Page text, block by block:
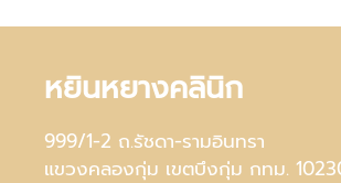
หยินหยางคลินิก
999/1-2 ถ.รัชดา-รามอินทรา
แขวงคลองกุ่ม เขตบึงกุ่ม กทม.